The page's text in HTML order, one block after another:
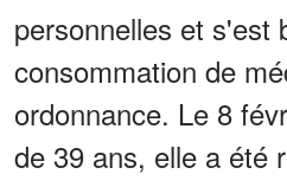
personnelles et s'est
consommation de
ordonnance. Le 8
de 39 ans, elle a été